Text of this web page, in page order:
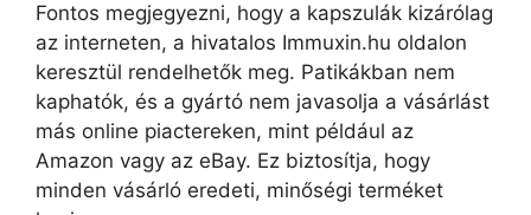
Fontos megjegyezni, hogy a kapszulák kizárólag
az interneten, a hivatalos Immuxin.hu oldalon
keresztül rendelhetők meg. Patikákban nem
kaphatók, és a gyártó nem javasolja a vásárlást
más online piactereken, mint például az
Amazon vagy az eBay. Ez biztosítja, hogy
minden vásárló eredeti, minőségi terméket